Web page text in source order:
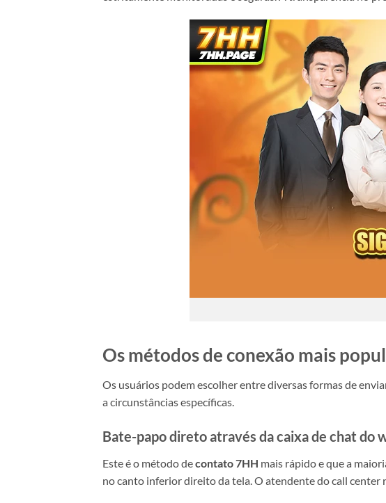
Os métodos de conexão mais
Os usuários podem escolher entre diversas formas de
a circunstâncias específicas.
Bate-papo direto através da caixa de chat do
Este é o método decontato 7HH mais rápido e que a
no canto inferior direito da tela. O atendente do call